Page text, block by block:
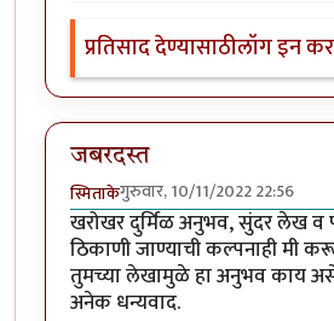
प्रतिसाद देण्यासाठीलॉग इन
जबरदस्त
स्मिताकेगुरुवार, 10/11/2022 22:56
खरोखर दुर्मिळ अनुभव, सुंदर लेख व
ठिकाणी जाण्याची कल्पनाही मी
तुमच्या लेखामुळे हा अनुभव काय
अनेक धन्यवाद.